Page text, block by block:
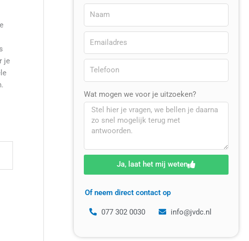
je
Wat mogen we voor je uitzoeken?
Ja, laat het mij weten
Of neem direct contact op
077 302 0030 info@jvdc.nl